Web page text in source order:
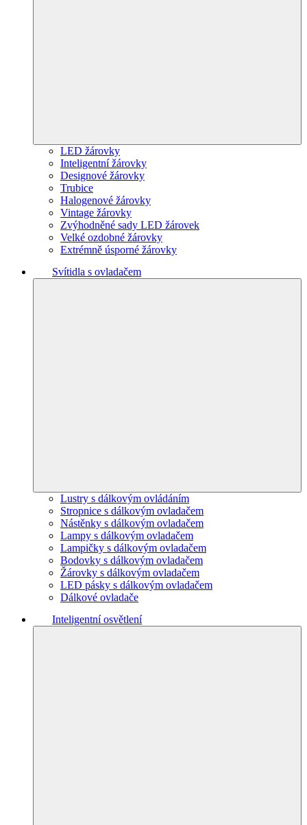
LED žárovky
Inteligentní žárovky
Designové žárovky
Trubice
Halogenové žárovky
Vintage žárovky
Zvýhodněné sady LED žárovek
Velké ozdobné žárovky
Extrémně úsporné žárovky
Svítidla s ovladačem
Lustry s dálkovým ovládáním
Stropnice s dálkovým ovladačem
Nástěnky s dálkovým ovladačem
Lampy s dálkovým ovladačem
Lampičky s dálkovým ovladačem
Bodovky s dálkovým ovladačem
Žárovky s dálkovým ovladačem
LED pásky s dálkovým ovladačem
Dálkové ovladače
Inteligentní osvětlení